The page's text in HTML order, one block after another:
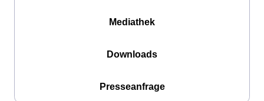
Mediathek
Downloads
Presseanfrage